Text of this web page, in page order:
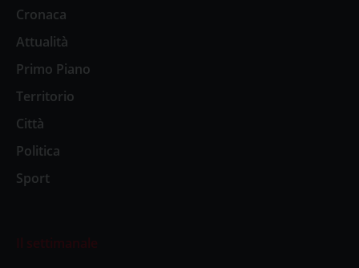
Cronaca
Attualità
Primo Piano
Territorio
Città
Politica
Sport
Il settimanale